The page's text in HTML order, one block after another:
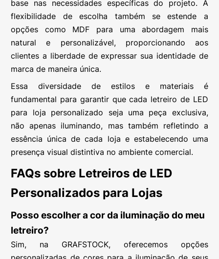
base nas necessidades específicas do projeto. A
flexibilidade de escolha também se estende a
opções como MDF para uma abordagem mais
natural e personalizável, proporcionando aos
clientes a liberdade de expressar sua identidade de
marca de maneira única.
Essa diversidade de estilos e materiais é
fundamental para garantir que cada letreiro de LED
para loja personalizado seja uma peça exclusiva,
não apenas iluminando, mas também refletindo a
essência única de cada loja e estabelecendo uma
presença visual distintiva no ambiente comercial.
FAQs sobre Letreiros de LED
Personalizados para Lojas
Posso escolher a cor da iluminação do meu
letreiro?
Sim, na GRAFSTOCK, oferecemos opções